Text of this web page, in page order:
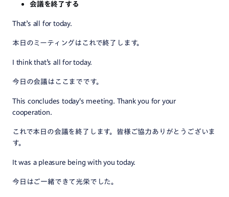
会議を終了する
That’s all for today.
本日のミーティングはこれで終了します。
I think that’s all for today.
今日の会議はここまでです。
This concludes today's meeting. Thank you for your
cooperation.
これで本日の会議を終了します。皆様ご協力ありがとうございま
す。
It was a pleasure being with you today.
今日はご一緒できて光栄でした。